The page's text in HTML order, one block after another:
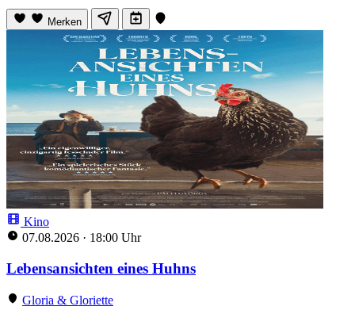
Merken
Kino
07.08.2026 · 18:00 Uhr
Lebensansichten eines Huhns
Gloria & Gloriette